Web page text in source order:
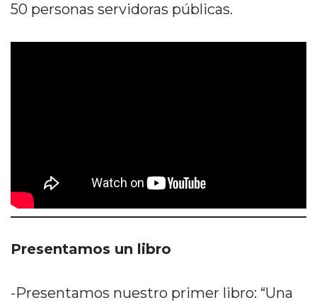
50 personas servidoras públicas.
Presentamos un libro
-Presentamos nuestro primer libro: “Una